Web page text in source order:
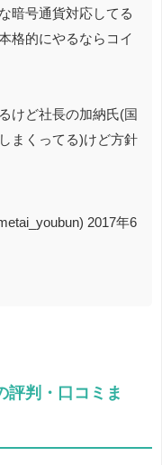
暗号通貨対応してる
格的にやるならコイ
けど社長の加納氏(国
まくってる)けど方針
2017年6
評判・口コミま